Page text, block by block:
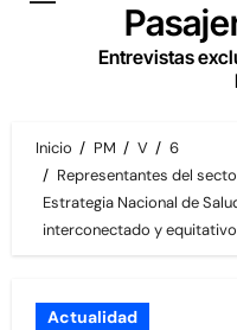
Entrevistas
Inicio PM V
6
Representantes del
Estrategia Nacional de
interconectado y equitativo
Actualidad